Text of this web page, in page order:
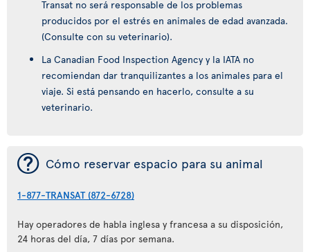
Transat no será responsable de los problemas
producidos por el estrés en animales de edad avanzada.
(Consulte con su veterinario).
La Canadian Food Inspection Agency y la IATA no
recomiendan dar tranquilizantes a los animales para el
viaje. Si está pensando en hacerlo, consulte a su
veterinario.
¯ Cómo reservar espacio para su animal
1-877-TRANSAT (872-6728)
Hay operadores de habla inglesa y francesa a su disposición,
24 horas del día, 7 días por semana.